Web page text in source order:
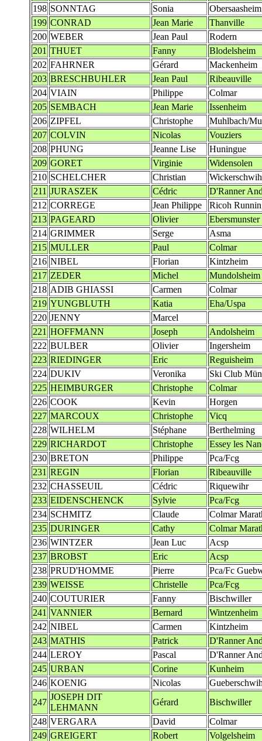
198 SONNTAG Sonia
Obersaasheim
199 CONRAD Jean Marie
Thanville
200 WEBER Jean Paul
Rodern
201 THUET Fanny
Blodelsheim
202 FAHRNER Gérard
Mackenheim
203 BRESCHBUHLER Jean Paul
Ribeauville
204 VIAIN Philippe
Colmar
205 SEMBACH Jean Marie
Issenheim
206 ZIPFEL Christophe
Muhlbach/
207 COLVIN Nicolas
Vouziers
208 PHUNG Jeanne Lise
Huningue
209 GORET Virginie
Widensolen
210 SCHELCHER Christian
211 JURASZEK Cédric
D'Ranner
212 CORREGE Jean Philippe
Ricoh
213 PAGEARD Olivier
Ebersmunster
214 GRIMMER Serge
Asma
215 MULLER Paul
Colmar
216 NIBEL Florian
Kintzheim
217 ZEDER Michel
Mundolsheim
218 ADIB GHIASSI Carmen
Colmar
219 YUNGBLUTH Katia
Eha/Uspa
220 JENNY
Marcel
221 HOFFMANN Joseph
Andolsheim
222 BULBER Olivier
Ingersheim
223 RIEDINGER Eric
Reguisheim
224 DUKIV Veronika
Ski Club
225 HEIMBURGER Christophe
Colmar
226 COOK Kevin
Horgen
227 MARCOUX Christophe
Vicq
228 WILHELM Stéphane
Berthelming
229 RICHARDOT Christophe
Essey les
230 BRETON Philippe
Pca/Fcg
231 REGIN Florian
Ribeauville
232 CHASSEUIL Cédric
Riquewihr
233 EIDENSCHENCK Sylvie
Pca/Fcg
234 SCHMITZ Claude
Colmar
235 DURINGER Cathy
Colmar
236 WINTZER Jean Luc
Acsp
237 BROBST Eric
Acsp
238 PRUD'HOMME Pierre
Pca/Fc
239 WEISSE Christelle
Pca/Fcg
240 COUTURIER Fanny
Bischwiller
241 VANNIER Bernard
Wintzenheim
242 NIBEL Carmen
Kintzheim
243 MATHIS Patrick
D'Ranner
244 LEROY Pascal
D'Ranner
245 URBAN Corine
Kunheim
246 KOENIG Nicolas
247
JOSEPH DIT
LEHMANN
Gérard
Bischwiller
248 VERGARA David
Colmar
249 GREIGERT Robert
Volgelsheim